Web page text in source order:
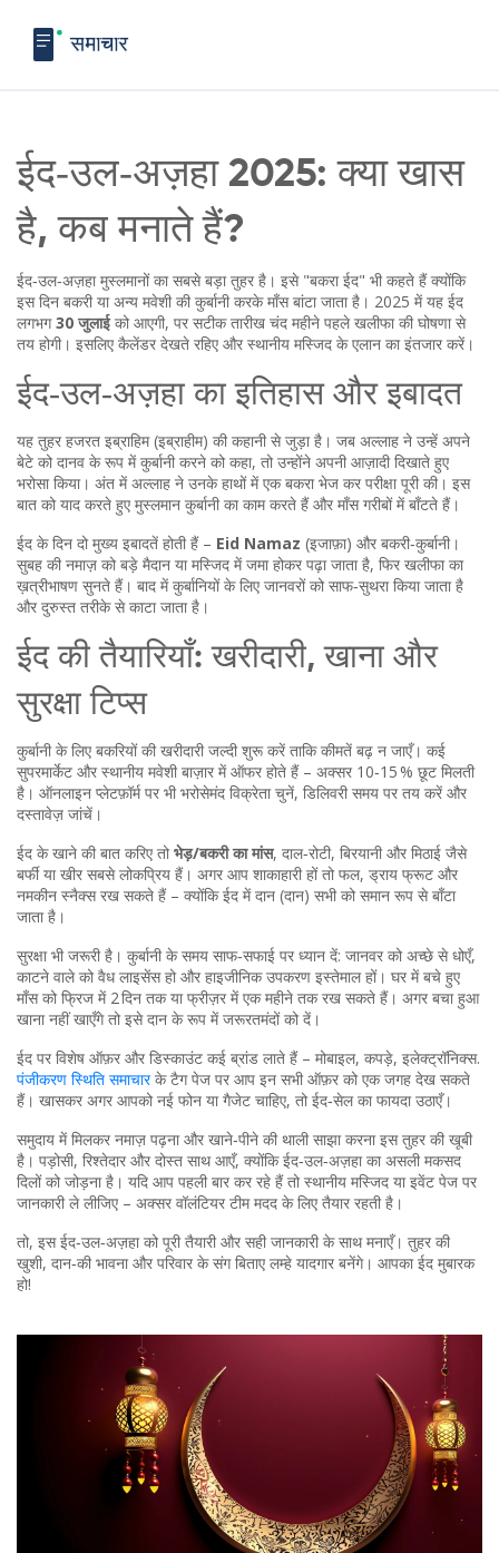
ईद‑उल‑अज़हा 2025: क्या खास
है, कब मनाते हैं?
ईद‑उल‑अज़हा मुस्लमानों का सबसे बड़ा तुहर है। इसे "बकरा ईद" भी कहते हैं क्योंकि
इस दिन बकरी या अन्य मवेशी की कुर्बानी करके माँस बांटा जाता है। 2025 में यह ईद
लगभग30 जुलाईको आएगी, पर सटीक तारीख चंद महीने पहले खलीफा की घोषणा से
तय होगी। इसलिए कैलेंडर देखते रहिए और स्थानीय मस्जिद के एलान का इंतजार करें।
ईद‑उल‑अज़हा का इतिहास और इबादत
यह तुहर हजरत इब्राहिम (इब्राहीम) की कहानी से जुड़ा है। जब अल्लाह ने उन्हें अपने
बेटे को दानव के रूप में कुर्बानी करने को कहा, तो उन्होंने अपनी आज़ादी दिखाते हुए
भरोसा किया। अंत में अल्लाह ने उनके हाथों में एक बकरा भेज कर परीक्षा पूरी की। इस
बात को याद करते हुए मुस्लमान कुर्बानी का काम करते हैं और माँस गरीबों में बाँटते हैं।
ईद के दिन दो मुख्य इबादतें होती हैं – Eid Namaz (इजाफ़ा) और बकरी‑कुर्बानी।
सुबह की नमाज़ को बड़े मैदान या मस्जिद में जमा होकर पढ़ा जाता है, फिर खलीफा का
ख़त्रीभाषण सुनते हैं। बाद में कुर्बानियों के लिए जानवरों को साफ‑सुथरा किया जाता है
और दुरुस्त तरीके से काटा जाता है।
ईद की तैयारियाँ: खरीदारी, खाना और
सुरक्षा टिप्स
कुर्बानी के लिए बकरियों की खरीदारी जल्दी शुरू करें ताकि कीमतें बढ़ न जाएँ। कई
सुपरमार्केट और स्थानीय मवेशी बाज़ार में ऑफर होते हैं – अक्सर 10‑15 % छूट मिलती
है। ऑनलाइन प्लेटफ़ॉर्म पर भी भरोसेमंद विक्रेता चुनें, डिलिवरी समय पर तय करें और
दस्तावेज़ जांचें।
ईद के खाने की बात करिए तोभेड़/बकरी का मांस, दाल‑रोटी, बिरयानी और मिठाई जैसे
बर्फी या खीर सबसे लोकप्रिय हैं। अगर आप शाकाहारी हों तो फल, ड्राय फ्रूट और
नमकीन स्नैक्स रख सकते हैं – क्योंकि ईद में दान (दान) सभी को समान रूप से बाँटा
जाता है।
सुरक्षा भी जरूरी है। कुर्बानी के समय साफ‑सफाई पर ध्यान दें: जानवर को अच्छे से धोएँ,
काटने वाले को वैध लाइसेंस हो और हाइजीनिक उपकरण इस्तेमाल हों। घर में बचे हुए
माँस को फ्रिज में 2 दिन तक या फ्रीज़र में एक महीने तक रख सकते हैं। अगर बचा हुआ
खाना नहीं खाएँगे तो इसे दान के रूप में जरूरतमंदों को दें।
ईद पर विशेष ऑफ़र और डिस्काउंट कई ब्रांड लाते हैं – मोबाइल, कपड़े, इलेक्ट्रॉनिक्स.
पंजीकरण स्थिति समाचारके टैग पेज पर आप इन सभी ऑफ़र को एक जगह देख सकते
हैं। खासकर अगर आपको नई फोन या गैजेट चाहिए, तो ईद‑सेल का फायदा उठाएँ।
समुदाय में मिलकर नमाज़ पढ़ना और खाने‑पीने की थाली साझा करना इस तुहर की खूबी
है। पड़ोसी, रिश्तेदार और दोस्त साथ आएँ, क्योंकि ईद‑उल‑अज़हा का असली मकसद
दिलों को जोड़ना है। यदि आप पहली बार कर रहे हैं तो स्थानीय मस्जिद या इवेंट पेज पर
जानकारी ले लीजिए – अक्सर वॉलंटियर टीम मदद के लिए तैयार रहती है।
तो, इस ईद‑उल‑अज़हा को पूरी तैयारी और सही जानकारी के साथ मनाएँ। तुहर की
खुशी, दान‑की भावना और परिवार के संग बिताए लम्हे यादगार बनेंगे। आपका ईद मुबारक
हो!